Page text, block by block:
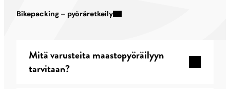
Bikepacking – pyöräretkeily
Mitä varusteita maastopyöräilyyn
tarvitaan?